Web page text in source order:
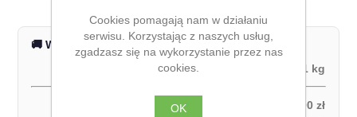
🚚 Wysyłka na terenie całej Polski
Waga produktu:
1 kg
Odbiór własny:
0,00 zł
Cookies pomagają nam w działaniu
serwisu. Korzystając z naszych usług,
zgadzasz się na wykorzystanie przez nas
cookies.
OK